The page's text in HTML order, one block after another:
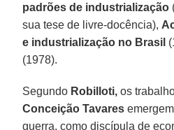
padrões de industrialização
sua tese de livre-docência),
e industrialização no Brasil
(1978).
Segundo Robilloti, os
Conceição Tavares
guerra, como discípula de